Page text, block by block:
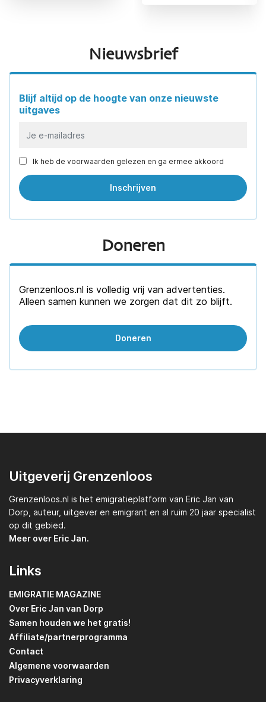
Nieuwsbrief
Blijf altijd op de hoogte van onze nieuwste
uitgaves
Ik heb de voorwaarden gelezen en ga ermee akkoord
Doneren
Grenzenloos.nl is volledig vrij van advertenties.
Alleen samen kunnen we zorgen dat dit zo blijft.
Doneren
Uitgeverij Grenzenloos
Grenzenloos.nl is het emigratieplatform van Eric Jan van
Dorp, auteur, uitgever en emigrant en al ruim 20 jaar specialist
op dit gebied.
Meer over Eric Jan.
Links
EMIGRATIE MAGAZINE
Over Eric Jan van Dorp
Samen houden we het gratis!
Affiliate/partnerprogramma
Contact
Algemene voorwaarden
Privacyverklaring